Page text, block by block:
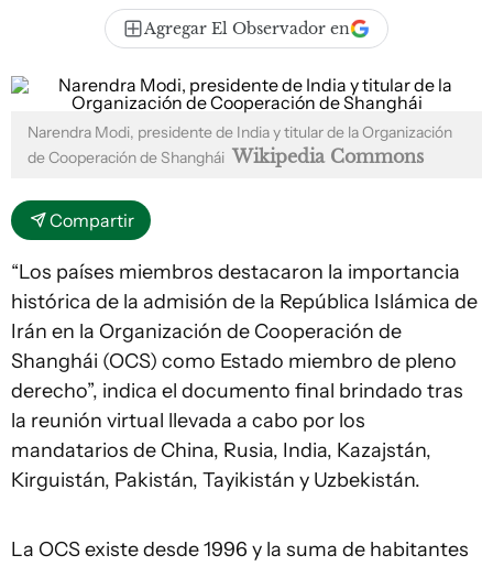
Agregar El Observador en
Narendra Modi, presidente de India y titular de la Organización
de Cooperación de Shanghái Wikipedia Commons
Compartir
“Los países miembros destacaron la importancia
histórica de la admisión de la República Islámica de
Irán en la Organización de Cooperación de
Shanghái (OCS) como Estado miembro de pleno
derecho”, indica el documento final brindado tras
la reunión virtual llevada a cabo por los
mandatarios de China, Rusia, India, Kazajstán,
Kirguistán, Pakistán, Tayikistán y Uzbekistán.
La OCS existe desde 1996 y la suma de habitantes